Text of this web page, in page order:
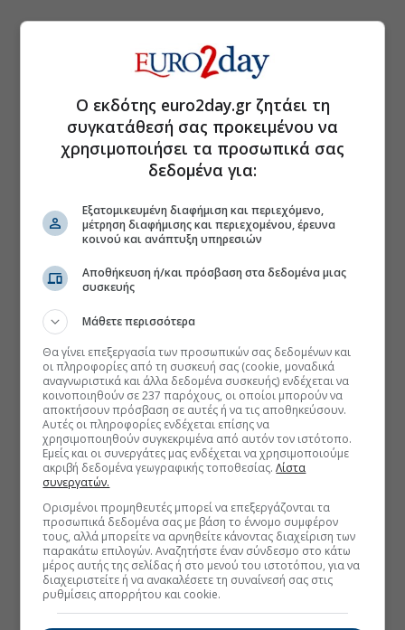
Ο εκδότης euro2day.gr ζητάει τη
συγκατάθεσή σας προκειμένου να
χρησιμοποιήσει τα προσωπικά σας
δεδομένα για:
Εξατομικευμένη διαφήμιση και περιεχόμενο,
μέτρηση διαφήμισης και περιεχομένου, έρευνα
κοινού και ανάπτυξη υπηρεσιών
Αποθήκευση ή/και πρόσβαση στα δεδομένα μιας
συσκευής
Μάθετε περισσότερα
Θα γίνει επεξεργασία των προσωπικών σας δεδομένων και
οι πληροφορίες από τη συσκευή σας (cookie, μοναδικά
αναγνωριστικά και άλλα δεδομένα συσκευής) ενδέχεται να
κοινοποιηθούν σε 237 παρόχους, οι οποίοι μπορούν να
αποκτήσουν πρόσβαση σε αυτές ή να τις αποθηκεύσουν.
Αυτές οι πληροφορίες ενδέχεται επίσης να
χρησιμοποιηθούν συγκεκριμένα από αυτόν τον ιστότοπο.
Εμείς και οι συνεργάτες μας ενδέχεται να χρησιμοποιούμε
ακριβή δεδομένα γεωγραφικής τοποθεσίας.Λίστα
συνεργατών.
Ορισμένοι προμηθευτές μπορεί να επεξεργάζονται τα
προσωπικά δεδομένα σας με βάση το έννομο συμφέρον
τους, αλλά μπορείτε να αρνηθείτε κάνοντας διαχείριση των
παρακάτω επιλογών. Αναζητήστε έναν σύνδεσμο στο κάτω
μέρος αυτής της σελίδας ή στο μενού του ιστοτόπου, για να
διαχειριστείτε ή να ανακαλέσετε τη συναίνεσή σας στις
ρυθμίσεις απορρήτου και cookie.